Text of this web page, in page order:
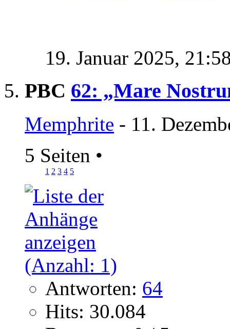
19. Januar 2025,
PBC 62: „Mare
Memphrite - 11.
5 Seiten •
1 2 3 4 5
Antworten: 64
Hits: 30.084